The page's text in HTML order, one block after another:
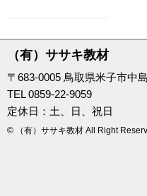
（有）ササキ教材
〒683-0005 鳥取県米子市中
TEL 0859-22-9059
定休日：土、日、祝日
© （有）ササキ教材 All Right